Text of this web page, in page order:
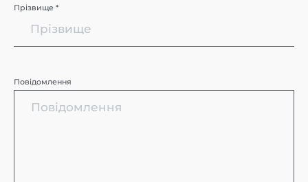
Прізвище *
Повідомлення